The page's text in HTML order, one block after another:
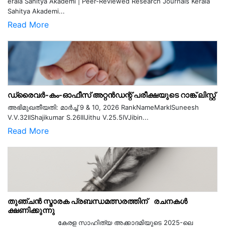
Sahitya Akademi...
Read More
ഡ്രൈവർ-കം-ഓഫീസ് അറ്റൻഡന്റ് പരീക്ഷയുടെ റാങ്ക് ലിസ്റ്റ്
അഭിമുഖതീയതി: മാർച്ച് 9 & 10, 2026 RankNameMarkISuneesh
V.V.32IIShajikumar S.26IIIJithu V.25.5IVJibin...
Read More
തുഞ്ചൻ സ്മാരക പ്രബന്ധമത്സരത്തിന് രചനകൾ
ക്ഷണിക്കുന്നു
കേരള സാഹിത്യ അക്കാദമിയുടെ 2025-ലെ